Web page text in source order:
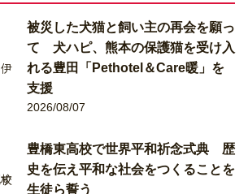
被災した犬猫と飼い主の再会を願っ
て 犬ハピ、熊本の保護猫を受け入
れる豊田「Pethotel＆Care暖」を
支援
2026/08/07
豊橋東高校で世界平和祈念式典 歴
史を伝え平和な社会をつくることを
生徒ら誓う